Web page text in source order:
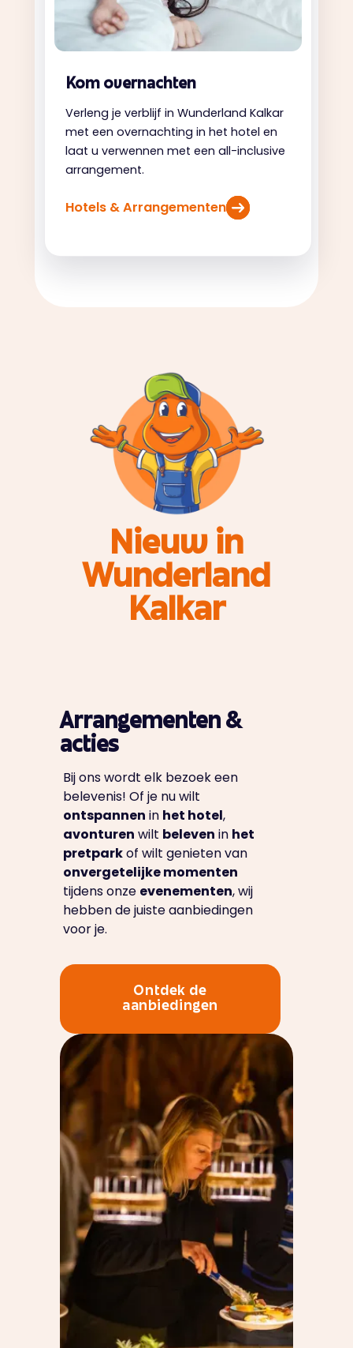
Kom overnachten
Verleng je verblijf in Wunderland Kalkar
met een overnachting in het hotel en
laat u verwennen met een all-inclusive
arrangement.
Hotels & Arrangementen
Nieuw in
Wunderland
Kalkar
Arrangementen &
acties
Bij ons wordt elk bezoek een
belevenis! Of je nu wilt
ontspannen in het hotel,
avonturen wilt beleven in het
pretparkof wilt genieten van
onvergetelijke momenten
tijdens onze evenementen, wij
hebben de juiste aanbiedingen
voor je.
Ontdek de
aanbiedingen